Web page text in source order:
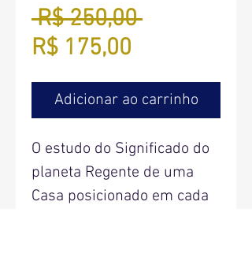
R$ 250,00 Preço
R$ 175,00
promocional
Adicionar ao carrinho
O estudo do Significado do
planeta Regente de uma
Casa posicionado em cada